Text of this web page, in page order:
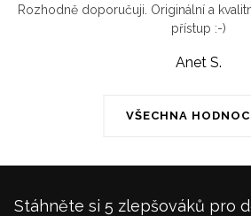
VŠECHNA
Rozhodně doporučuji. Originální a
přístup :-)
Anet S.
Stáhněte si 5 zlepšováků pro